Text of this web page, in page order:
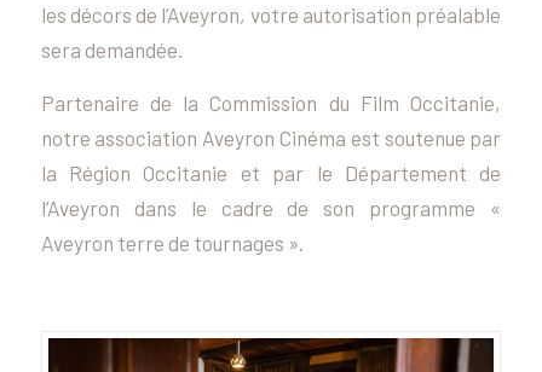
les décors de l’Aveyron, votre autorisation préalable
sera demandée.
Partenaire de la Commission du Film Occitanie,
notre association Aveyron Cinéma est soutenue par
la Région Occitanie et par le Département de
l’Aveyron dans le cadre de son programme «
Aveyron terre de tournages ».